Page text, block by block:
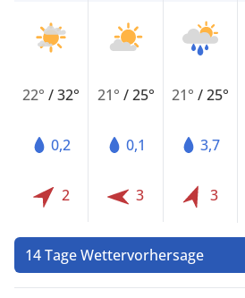
22°/32°
0,2
2
21° /25°
0,1
3
21° /25°
3,7
3
14 Tage Wettervorhersage